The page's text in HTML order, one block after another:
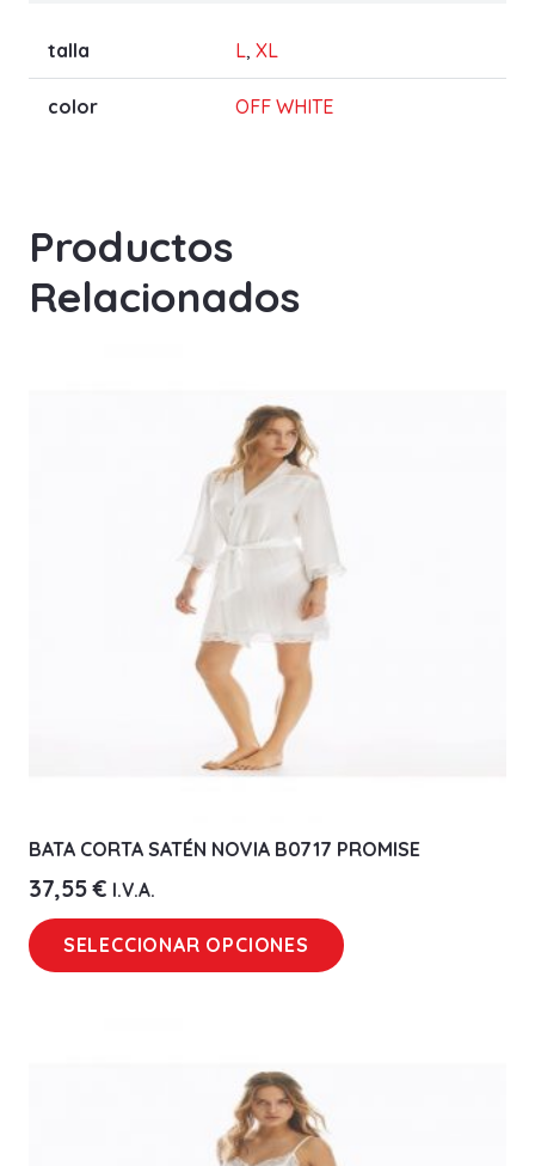
talla L, XL
color OFF WHITE
Productos
Relacionados
BATA CORTA SATÉN NOVIA B0717 PROMISE
37,55€ I.V.A.
SELECCIONAR OPCIONES